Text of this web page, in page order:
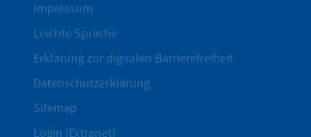
Impressum
Leichte Sprache
Erklärung zur digitalen Barrierefreiheit
Datenschutzerklärung
Sitemap
Login (Extranet)